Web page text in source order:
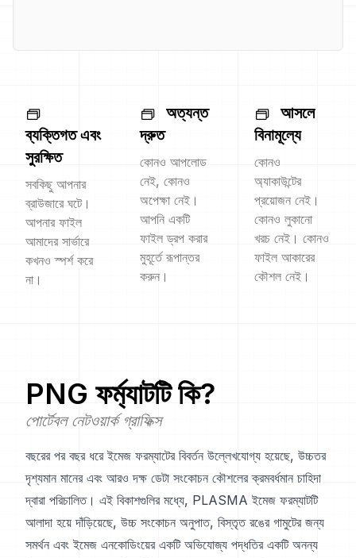
ব্যক্তিগত এবং
সুরক্ষিত
সবকিছু আপনার
ব্রাউজারে ঘটে।
আপনার ফাইল
আমাদের সার্ভারে
কখনও স্পর্শ করে
না।
অত্যন্ত
দ্রুত
কোনও আপলোড
নেই, কোনও
অপেক্ষা নেই।
আপনি একটি
ফাইল ড্রপ করার
মুহূর্তে রূপান্তর
করুন।
আসলে
বিনামূল্যে
কোনও
অ্যাকাউন্টের
প্রয়োজন নেই।
কোনও লুকানো
খরচ নেই। কোনও
ফাইল আকারের
কৌশল নেই।
PNG ফর্ম্যাটটি কি?
পোর্টেবল নেটওয়ার্ক গ্রাফিক্স
বছরের পর বছর ধরে ইমেজ ফরম্যাটের বিবর্তন উল্লেখযোগ্য হয়েছে, উচ্চতর
দৃশ্যমান মানের এবং আরও দক্ষ ডেটা সংকোচন কৌশলের ক্রমবর্ধমান চাহিদা
দ্বারা পরিচালিত। এই বিকাশগুলির মধ্যে, PLASMA ইমেজ ফরম্যাটটি
আলাদা হয়ে দাঁড়িয়েছে, উচ্চ সংকোচন অনুপাত, বিস্তৃত রঙের গামুটের জন্য
সমর্থন এবং ইমেজ এনকোডিংয়ের একটি অভিযোজ্য পদ্ধতির একটি অনন্য